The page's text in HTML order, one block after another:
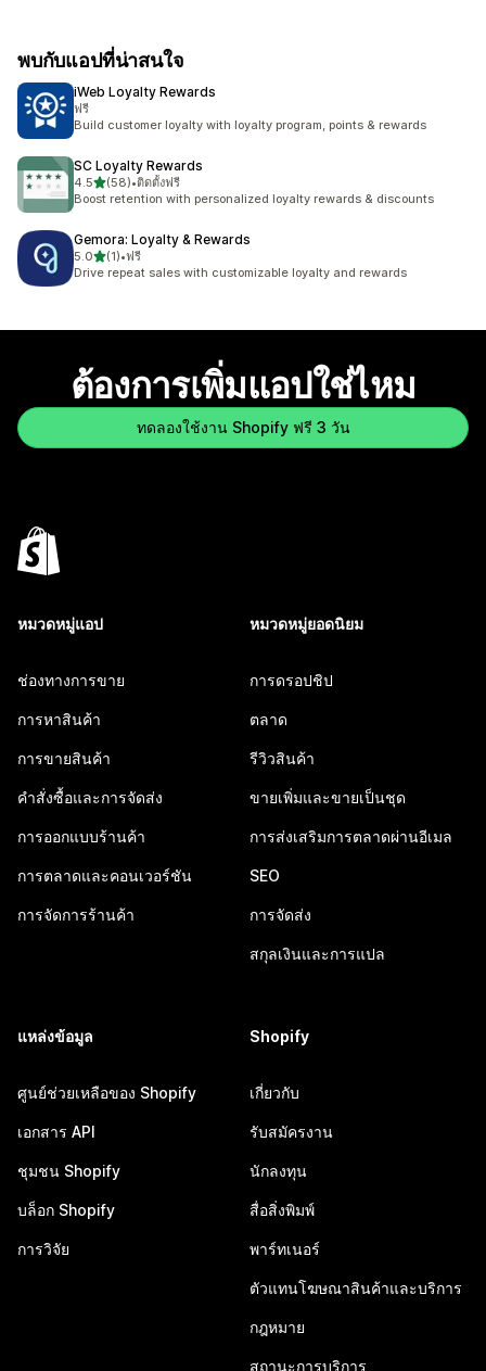
พบกับแอปที่น่าสนใจ
iWeb Loyalty Rewards
ฟรี
Build customer loyalty with loyalty program, points & rewards
SC Loyalty Rewards
4.5เต็ม 5 ดาว
(58)
ทั้งหมด 58 รีวิว
•ติดตั้งฟรี
Boost retention with personalized loyalty rewards & discounts
Gemora: Loyalty & Rewards
5.0เต็ม 5 ดาว
(1)
ทั้งหมด 1 รีวิว
•ฟรี
Drive repeat sales with customizable loyalty and rewards
ต้องการเพิ่มแอปใช่ไหม
ทดลองใช้งาน Shopify ฟรี 3 วัน
หมวดหมู่แอป
ช่องทางการขาย
การหาสินค้า
การขายสินค้า
คำสั่งซื้อและการจัดส่ง
การออกแบบร้านค้า
การตลาดและคอนเวอร์ชัน
การจัดการร้านค้า
หมวดหมู่ยอดนิยม
การดรอปชิป
ตลาด
รีวิวสินค้า
ขายเพิ่มและขายเป็นชุด
การส่งเสริมการตลาดผ่านอีเมล
SEO
การจัดส่ง
สกุลเงินและการแปล
แหล่งข้อมูล
ศูนย์ช่วยเหลือของ Shopify
เอกสาร API
ชุมชน Shopify
บล็อก Shopify
การวิจัย
Shopify
เกี่ยวกับ
รับสมัครงาน
นักลงทุน
สื่อสิ่งพิมพ์
พาร์ทเนอร์
ตัวแทนโฆษณาสินค้าและบริการ
กฎหมาย
สถานะการบริการ